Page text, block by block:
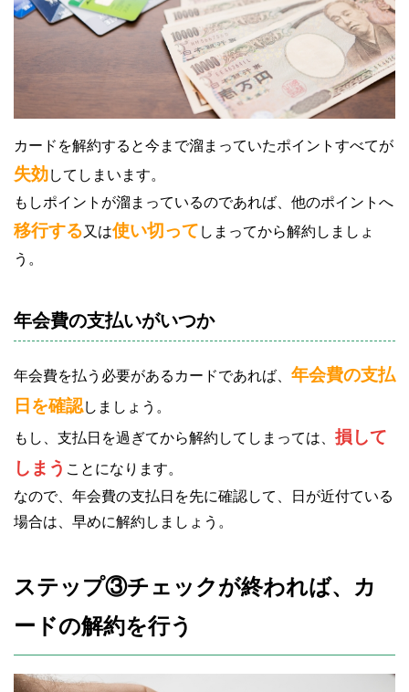
カードを解約すると今まで溜まっていたポイントすべてが
失効してしまいます。
もしポイントが溜まっているのであれば、他のポイントへ
移行する又は使い切って しまってから解約しましょ
う。
年会費の支払いがいつか
年会費を払う必要があるカードであれば、 年会費の支払
日を確認しましょう。
もし、支払日を過ぎてから解約してしまっては、 損して
しまう ことになります。
なので、年会費の支払日を先に確認して、日が近付ている
場合は、早めに解約しましょう。
ステップ③チェックが終われば、カ
ードの解約を行う